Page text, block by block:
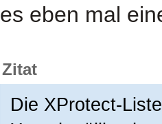
es eben mal
Zitat
Die XProtect-